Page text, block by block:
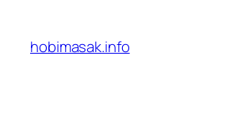
content
hobimasak.info